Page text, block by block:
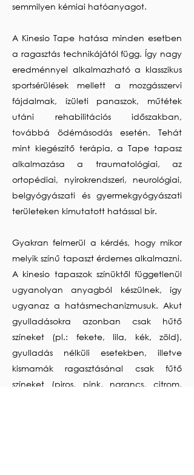
semmilyen kémiai hatóanyagot.
A Kinesio Tape hatása minden esetben
a ragasztás technikájától függ. Így nagy
eredménnyel alkalmazható a klasszikus
sportsérülések mellett a mozgásszervi
fájdalmak, ízületi panaszok, műtétek
utáni rehabilitációs időszakban,
továbbá ödémásodás esetén. Tehát
mint kiegészítő terápia, a Tape tapasz
alkalmazása a traumatológiai, az
ortopédiai, nyirokrendszeri, neurológiai,
belgyógyászati és gyermekgyógyászati
területeken kimutatott hatással bír.
Gyakran felmerül a kérdés, hogy mikor
melyik színű tapaszt érdemes alkalmazni.
A kinesio tapaszok színüktől függetlenül
ugyanolyan anyagból készülnek, így
ugyanaz a hatásmechanizmusuk. Akut
gyulladásokra azonban csak hűtő
színeket (pl.: fekete, lila, kék, zöld),
gyulladás nélküli esetekben, illetve
kismamák ragasztásánal csak fűtő
színeket (piros, pink, narancs, citrom,